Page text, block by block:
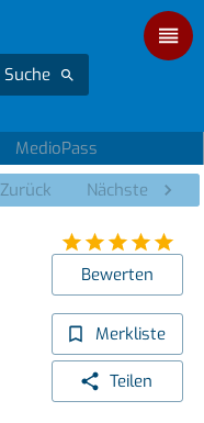
Suche
MedioPass
Zurück Nächste
Bewerten
Merkliste
Teilen